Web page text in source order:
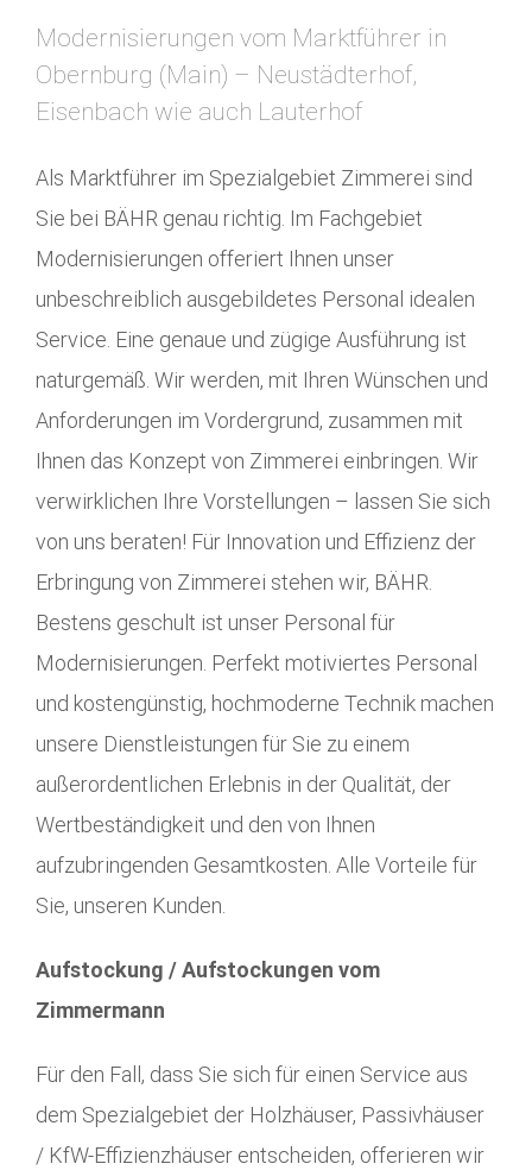
Modernisierungen vom Marktführer in
Obernburg (Main) – Neustädterhof,
Eisenbach wie auch Lauterhof
Als Marktführer im Spezialgebiet Zimmerei sind
Sie bei BÄHR genau richtig. Im Fachgebiet
Modernisierungen offeriert Ihnen unser
unbeschreiblich ausgebildetes Personal idealen
Service. Eine genaue und zügige Ausführung ist
naturgemäß. Wir werden, mit Ihren Wünschen und
Anforderungen im Vordergrund, zusammen mit
Ihnen das Konzept von Zimmerei einbringen. Wir
verwirklichen Ihre Vorstellungen – lassen Sie sich
von uns beraten! Für Innovation und Effizienz der
Erbringung von Zimmerei stehen wir, BÄHR.
Bestens geschult ist unser Personal für
Modernisierungen. Perfekt motiviertes Personal
und kostengünstig, hochmoderne Technik machen
unsere Dienstleistungen für Sie zu einem
außerordentlichen Erlebnis in der Qualität, der
Wertbeständigkeit und den von Ihnen
aufzubringenden Gesamtkosten. Alle Vorteile für
Sie, unseren Kunden.
Aufstockung / Aufstockungen vom
Zimmermann
Für den Fall, dass Sie sich für einen Service aus
dem Spezialgebiet der Holzhäuser, Passivhäuser
/ KfW-Effizienzhäuser entscheiden, offerieren wir